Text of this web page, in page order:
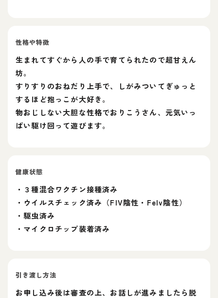
性格や特徴
生まれてすぐから人の手で育てられたので超甘えん
坊。
すりすりのおねだり上手で、しがみついてぎゅっと
するほど抱っこが大好き。
物おじしない大胆な性格でおりこうさん、元気いっ
ぱい駆け回って遊びます。
健康状態
・３種混合ワクチン接種済み
・ウイルスチェック済み（FIV陰性・Felv陰性）
・駆虫済み
・マイクロチップ装着済み
引き渡し方法
お申し込み後は審査の上、お話しが進みましたら脱